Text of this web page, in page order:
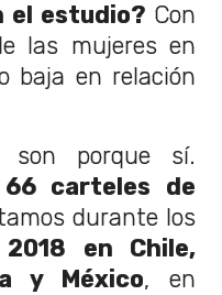
el estudio? Con
las mujeres en
baja en relación
son porque sí.
66 carteles de
durante los
en Chile,
y México, en